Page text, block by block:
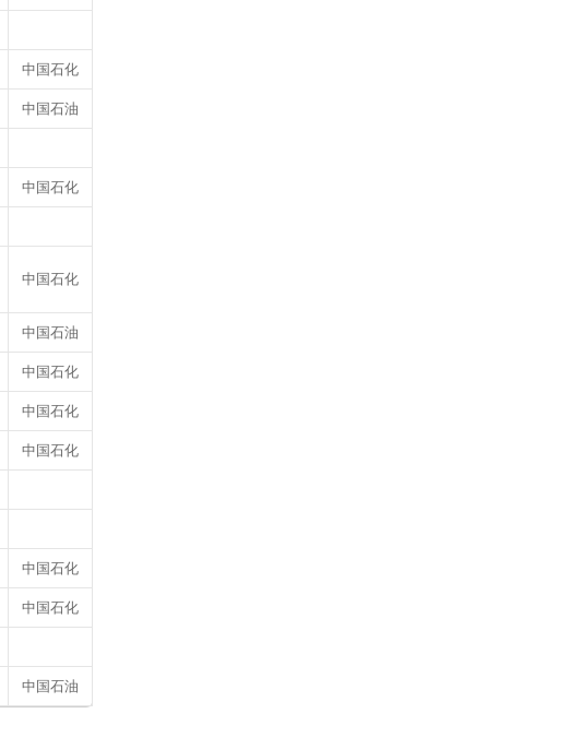
中国石化
中国石油
中国石化
中国石化
中国石油
中国石化
中国石化
中国石化
中国石化
中国石化
中国石油